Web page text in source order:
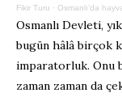
Fikir Turu · Osmanlı’da
Osmanlı Devleti,
bugün hâlâ birçok
imparatorluk. Onu
zaman zaman da